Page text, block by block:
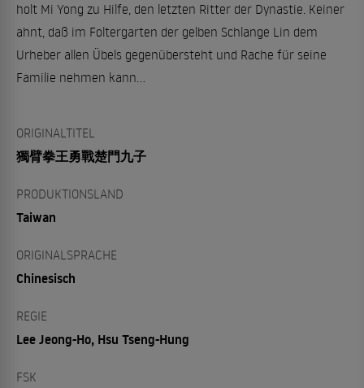
holt Mi Yong zu Hilfe, den letzten Ritter der Dynastie. Keiner
ahnt, daß im Foltergarten der gelben Schlange Lin dem
Urheber allen Übels gegenübersteht und Rache für seine
Familie nehmen kann...
ORIGINALTITEL
獨臂拳王勇戰楚門九子
PRODUKTIONSLAND
Taiwan
ORIGINALSPRACHE
Chinesisch
REGIE
Lee Jeong-Ho, Hsu Tseng-Hung
FSK